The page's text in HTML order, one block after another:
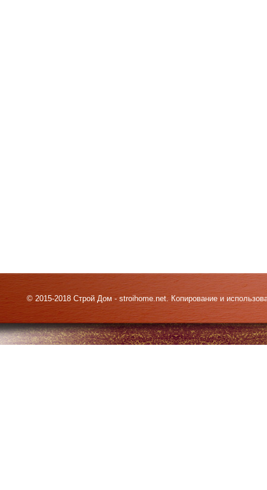
© 2015-2018 Строй Дом - stroihome.net. Копирование и